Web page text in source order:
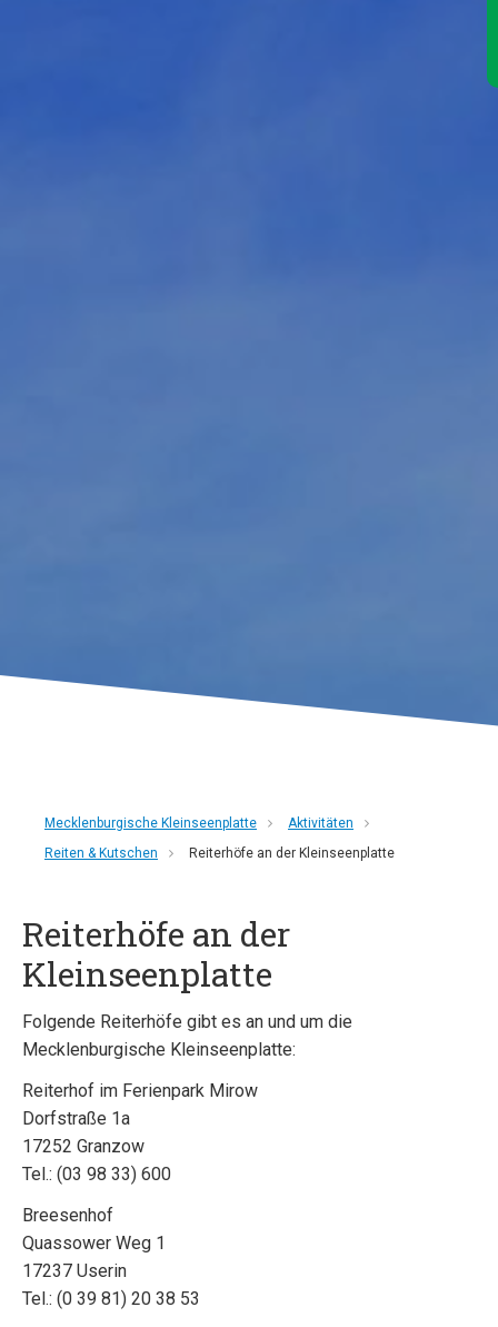
Mecklenburgische Kleinseenplatte
Aktivitäten
Reiten & Kutschen
Reiterhöfe an der Kleinseenplatte
Reiterhöfe an der
Kleinseenplatte
Folgende Reiterhöfe gibt es an und um die
Mecklenburgische Kleinseenplatte:
Reiterhof im Ferienpark Mirow
Dorfstraße 1a
17252 Granzow
Tel.: (03 98 33) 600
Breesenhof
Quassower Weg 1
17237 Userin
Tel.: (0 39 81) 20 38 53